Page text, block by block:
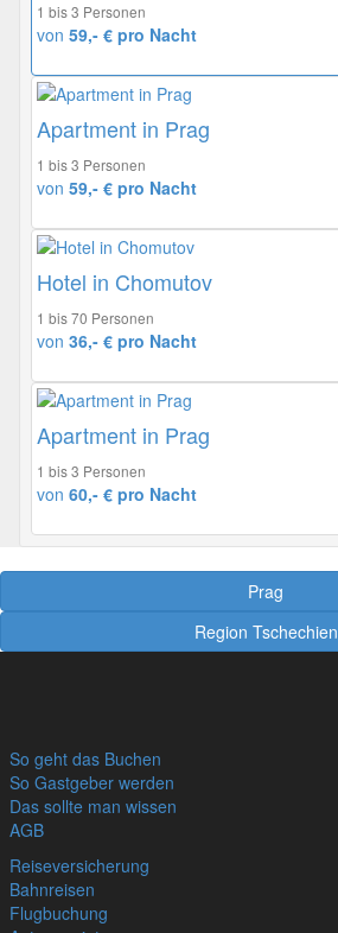
1 bis 3 Personen
von 59,- € pro Nacht
Apartment in Prag
1 bis 3 Personen
von 59,- € pro Nacht
Hotel in Chomutov
1 bis 70 Personen
von 36,- € pro Nacht
Apartment in Prag
1 bis 3 Personen
von 60,- € pro Nacht
Prag
Region Tschechien
So geht das Buchen
So Gastgeber werden
Das sollte man wissen
AGB
Reiseversicherung
Bahnreisen
Flugbuchung